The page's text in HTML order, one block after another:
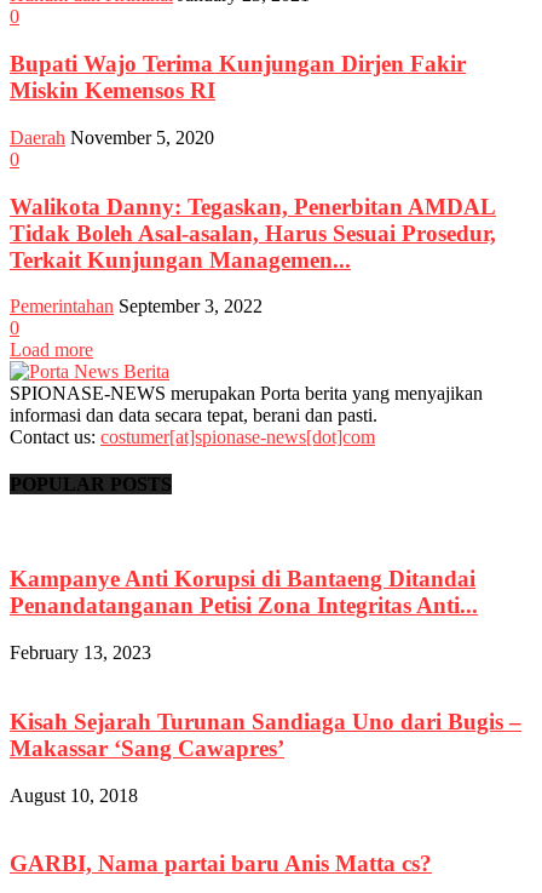
0
Bupati Wajo Terima Kunjungan Dirjen Fakir
Miskin Kemensos RI
Daerah November 5, 2020
0
Walikota Danny: Tegaskan, Penerbitan AMDAL
Tidak Boleh Asal-asalan, Harus Sesuai Prosedur,
Terkait Kunjungan Managemen...
Pemerintahan September 3, 2022
0
Load more
SPIONASE-NEWS merupakan Porta berita yang menyajikan
informasi dan data secara tepat, berani dan pasti.
Contact us: costumer[at]spionase-news[dot]com
POPULAR POSTS
Kampanye Anti Korupsi di Bantaeng Ditandai
Penandatanganan Petisi Zona Integritas Anti...
February 13, 2023
Kisah Sejarah Turunan Sandiaga Uno dari Bugis –
Makassar ‘Sang Cawapres’
August 10, 2018
GARBI, Nama partai baru Anis Matta cs?